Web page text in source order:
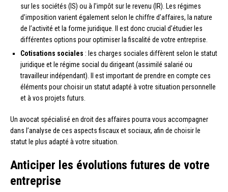
sur les sociétés (IS) ou à l’impôt sur le revenu (IR). Les régimes
d’imposition varient également selon le chiffre d’affaires, la nature
de l’activité et la forme juridique. Il est donc crucial d’étudier les
différentes options pour optimiser la fiscalité de votre entreprise.
Cotisations sociales : les charges sociales diffèrent selon le statut
juridique et le régime social du dirigeant (assimilé salarié ou
travailleur indépendant). Il est important de prendre en compte ces
éléments pour choisir un statut adapté à votre situation personnelle
et à vos projets futurs.
Un avocat spécialisé en droit des affaires pourra vous accompagner
dans l’analyse de ces aspects fiscaux et sociaux, afin de choisir le
statut le plus adapté à votre situation.
Anticiper les évolutions futures de votre
entreprise